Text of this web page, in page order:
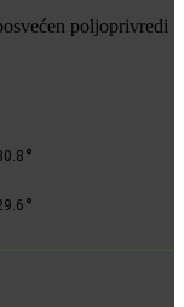
poljoprivredi
°
°